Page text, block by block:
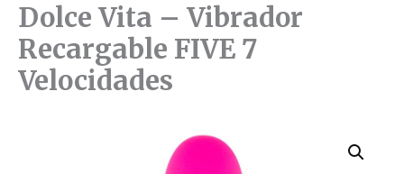
Dolce Vita – Vibrador
Recargable FIVE 7
Velocidades